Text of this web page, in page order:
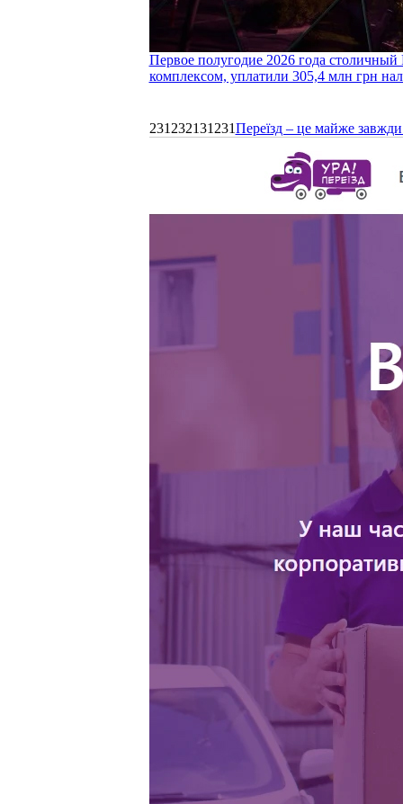
Первое полугодие 2026 года
комплексом, уплатили 305,4 млн грн
231232131231Переїзд – це майже